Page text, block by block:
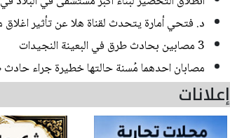
د. فتحي أمارة يتحدث لقناة هلا عن تأثير
3 مصابين بحادث طرق في البعينة النجيدات
مصابان احدهما مُسنة حالتها خطيرة جراء
إعلانات